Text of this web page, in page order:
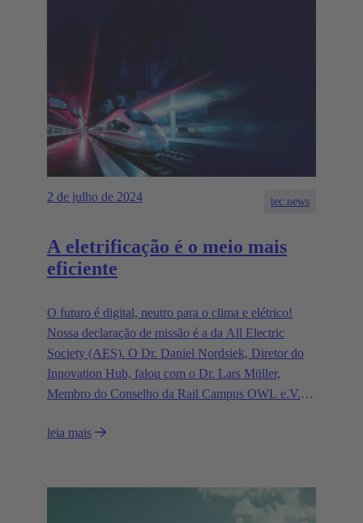
2 de julho de 2024 tec.news
A eletrificação é o meio mais
eficiente
O futuro é digital, neutro para o clima e elétrico!
Nossa declaração de missão é a da All Electric
Society (AES). O Dr. Daniel Nordsiek, Diretor do
Innovation Hub, falou com o Dr. Lars Müller,
Membro do Conselho da Rail Campus OWL e.V. e
da DB Systemtechnik GmbH e perguntou sobre
leia mais